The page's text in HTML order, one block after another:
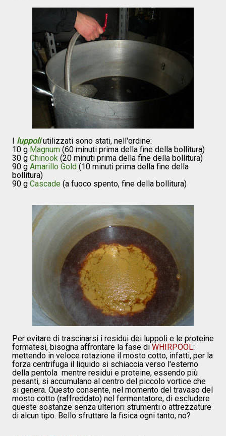
I luppoliutilizzati sono stati, nell'ordine:
10 g Magnum (60 minuti prima della fine della bollitura)
30 g Chinook (20 minuti prima della fine della bollitura)
90 g Amarillo Gold (10 minuti prima della fine della
bollitura)
90 g Cascade (a fuoco spento, fine della bollitura)
Per evitare di trascinarsi i residui dei luppoli e le proteine
formatesi, bisogna affrontare la fase di WHIRPOOL:
mettendo in veloce rotazione il mosto cotto, infatti, per la
forza centrifuga il liquido si schiaccia verso l'esterno
della pentola mentre residui e proteine, essendo più
pesanti, si accumulano al centro del piccolo vortice che
si genera. Questo consente, nel momento del travaso del
mosto cotto (raffreddato) nel fermentatore, di escludere
queste sostanze senza ulteriori strumenti o attrezzature
di alcun tipo. Bello sfruttare la fisica ogni tanto, no?